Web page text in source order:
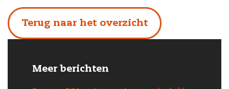
Terug naar het overzicht
Meer berichten